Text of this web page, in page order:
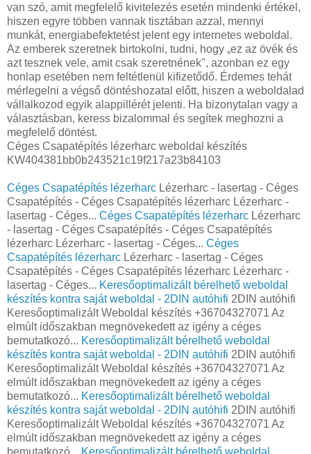
van szó, amit megfelelő kivitelezés esetén mindenki értékel,
hiszen egyre többen vannak tisztában azzal, mennyi
munkát, energiabefektetést jelent egy internetes weboldal.
Az emberek szeretnek birtokolni, tudni, hogy „ez az övék és
azt tesznek vele, amit csak szeretnének", azonban ez egy
honlap esetében nem feltétlenül kifizetődő. Érdemes tehát
mérlegelni a végső döntéshozatal előtt, hiszen a weboldalad
vállalkozod egyik alappillérét jelenti. Ha bizonytalan vagy a
választásban, keress bizalommal és segítek meghozni a
megfelelő döntést.
Céges Csapatépítés lézerharc weboldal készítés
KW404381bb0b243521c19f217a23b84103
Céges Csapatépítés lézerharc Lézerharc - lasertag - Céges
Csapatépítés - Céges Csapatépítés lézerharc Lézerharc -
lasertag - Céges... Céges Csapatépítés lézerharc Lézerharc
- lasertag - Céges Csapatépítés - Céges Csapatépítés
lézerharc Lézerharc - lasertag - Céges... Céges
Csapatépítés lézerharc Lézerharc - lasertag - Céges
Csapatépítés - Céges Csapatépítés lézerharc Lézerharc -
lasertag - Céges... Keresőoptimalizált bérelhető weboldal
készítés kontra saját weboldal - 2DIN autóhifi 2DIN autóhifi
Keresőoptimalizált Weboldal készítés +36704327071 Az
elmúlt időszakban megnövekedett az igény a céges
bemutatkozó... Keresőoptimalizált bérelhető weboldal
készítés kontra saját weboldal - 2DIN autóhifi 2DIN autóhifi
Keresőoptimalizált Weboldal készítés +36704327071 Az
elmúlt időszakban megnövekedett az igény a céges
bemutatkozó... Keresőoptimalizált bérelhető weboldal
készítés kontra saját weboldal - 2DIN autóhifi 2DIN autóhifi
Keresőoptimalizált Weboldal készítés +36704327071 Az
elmúlt időszakban megnövekedett az igény a céges
bemutatkozó... Keresőoptimalizált bérelhető weboldal